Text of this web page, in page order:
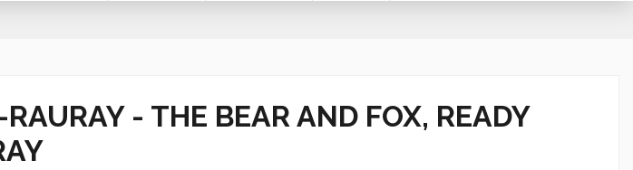
- THE BEAR AND FOX, READY